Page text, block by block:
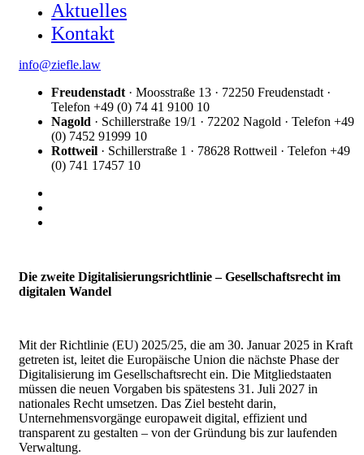
Aktuelles
Kontakt
info@ziefle.law
Freudenstadt · Moosstraße 13 · 72250 Freudenstadt ·
Telefon +49 (0) 74 41 9100 10
Nagold · Schillerstraße 19/1 · 72202 Nagold · Telefon +49
(0) 7452 91999 10
Rottweil · Schillerstraße 1 · 78628 Rottweil · Telefon +49
(0) 741 17457 10
Die zweite Digitalisierungsrichtlinie – Gesellschaftsrecht im
digitalen Wandel
Mit der Richtlinie (EU) 2025/25, die am 30. Januar 2025 in Kraft
getreten ist, leitet die Europäische Union die nächste Phase der
Digitalisierung im Gesellschaftsrecht ein. Die Mitgliedstaaten
müssen die neuen Vorgaben bis spätestens 31. Juli 2027 in
nationales Recht umsetzen. Das Ziel besteht darin,
Unternehmensvorgänge europaweit digital, effizient und
transparent zu gestalten – von der Gründung bis zur laufenden
Verwaltung.